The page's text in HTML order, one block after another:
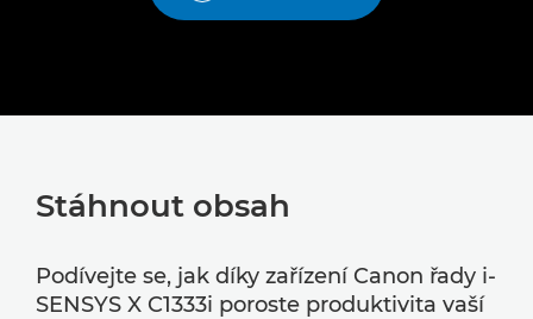
Stáhnout obsah
Podívejte se, jak díky zařízení Canon řady i-
SENSYS X C1333i poroste produktivita vaší